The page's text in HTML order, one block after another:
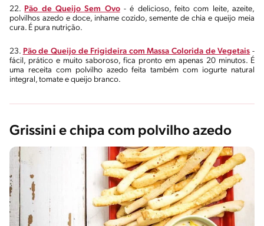
22. Pão de Queijo Sem Ovo- é delicioso, feito com leite, azeite,
polvilhos azedo e doce, inhame cozido, semente de chia e queijo meia
cura. É pura nutrição.
23. Pão de Queijo de Frigideira com Massa Colorida de Vegetais -
fácil, prático e muito saboroso, fica pronto em apenas 20 minutos. É
uma receita com polvilho azedo feita também com iogurte natural
integral, tomate e queijo branco.
Grissini e chipa com polvilho azedo